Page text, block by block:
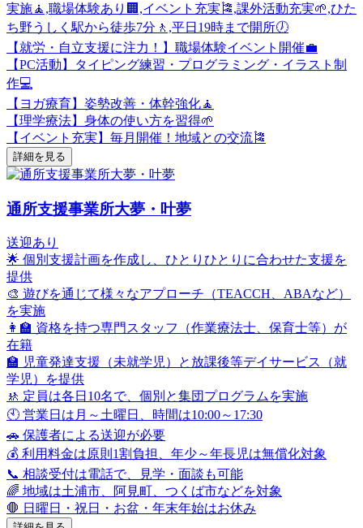
実施🧘,職場体験あり🏢,イベント充実🎏,課外活動充実🌱,ひた
ち野うしく駅から徒歩7分🚶,平日19時まで開所🕖
【就労・自立支援に注力！】職場体験イベント開催💼
【PC活動】タイピング練習・プログラミング・イラスト制
作💻
【ヨガ療育】姿勢改善・体幹強化🧘
【理学療法】身体の使い方を習得🌱
【イベント充実】毎月開催！地域との交流🎏
詳細を見る
通所支援事業所大夢・叶夢
送迎あり
🌟 個別支援計画を作成し、ひとりひとりに合わせた支援を
提供
🎨 遊びを通じて様々なアプローチ（TEACCH、ABAなど）
を実施
👩‍🏫 資格を持つ専門スタッフ（作業療法士、保育士等）が
在籍
🏫 児童発達支援（未就学児）と放課後等デイサービス（就
学児）を提供
🚸 定員は各日10名で、個別と集団プログラムを実施
🕙 営業日は月～土曜日、時間は10:00～17:30
🚗 保護者による送迎が必要
💰 利用料金は原則1割負担、年少～年長児は無償化対象
📞 相談受付は電話で、見学・面談も可能
🌈 地域は土浦市、阿見町、つくば市などを対象
🛑 日曜日・祝日・お盆・年末年始はお休み